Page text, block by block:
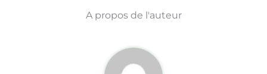
A propos de l'auteur